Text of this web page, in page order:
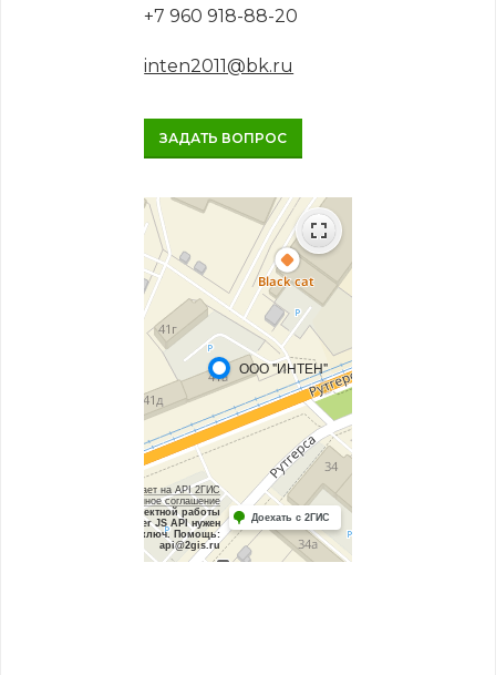
+7 960 918-88-20
inten2011@bk.ru
ЗАДАТЬ ВОПРОС